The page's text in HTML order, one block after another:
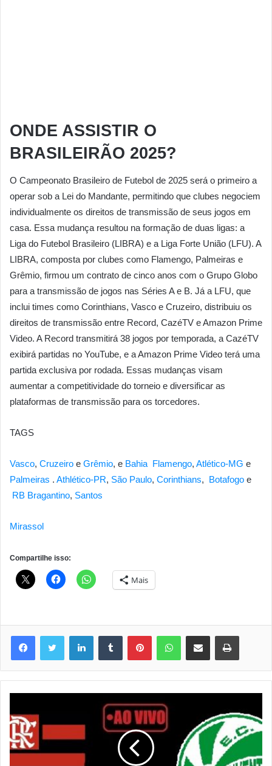
ONDE ASSISTIR O
BRASILEIRÃO 2025?
O Campeonato Brasileiro de Futebol de 2025 será o primeiro a
operar sob a Lei do Mandante, permitindo que clubes negociem
individualmente os direitos de transmissão de seus jogos em
casa. Essa mudança resultou na formação de duas ligas: a
Liga do Futebol Brasileiro (LIBRA) e a Liga Forte União (LFU). A
LIBRA, composta por clubes como Flamengo, Palmeiras e
Grêmio, firmou um contrato de cinco anos com o Grupo Globo
para a transmissão de jogos nas Séries A e B. Já a LFU, que
inclui times como Corinthians, Vasco e Cruzeiro, distribuiu os
direitos de transmissão entre Record, CazéTV e Amazon Prime
Video. A Record transmitirá 38 jogos por temporada, a CazéTV
exibirá partidas no YouTube, e a Amazon Prime Video terá uma
partida exclusiva por rodada. Essas mudanças visam
aumentar a competitividade do torneio e diversificar as
plataformas de transmissão para os torcedores.
TAGS
Vasco, Cruzeiro e Grêmio, e Bahia Flamengo, Atlético-MG e
Palmeiras . Athlético-PR, São Paulo, Corinthians, Botafogo e
RB Bragantino, Santos
Mirassol
Compartilhe isso:
Mais
LinkedinTumblr PinterestWhatsAppCompartilhar via e-mail Imprimir